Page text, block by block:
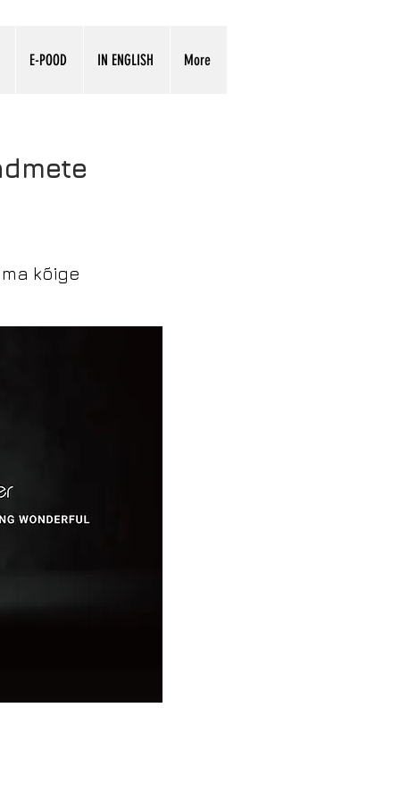
E-POOD IN ENGLISH More
kõige